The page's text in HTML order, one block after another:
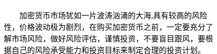
加密货币市场犹如一片波涛汹涌的大海,具有较高的风险
性，价格波动极为剧烈，在购买加密货币之前，一定要充分了
解市场风险，做好风险评估，谨慎投资，不要盲目跟风，要根
据自己的风险承受能力和投资目标来制定合理的投资计划。